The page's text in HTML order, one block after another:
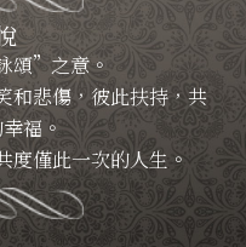
頌”之意。
和悲傷，彼此扶持，共
福。
度僅此一次的人生。